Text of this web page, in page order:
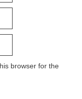
browser for the